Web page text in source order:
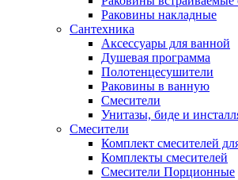
Раковины накладные
Сантехника
Аксессуары для ванной
Душевая программа
Полотенцесушители
Раковины в ванную
Смесители
Унитазы, биде и
Смесители
Комплект смесителей
Комплекты смесителей
Смесители Порционные